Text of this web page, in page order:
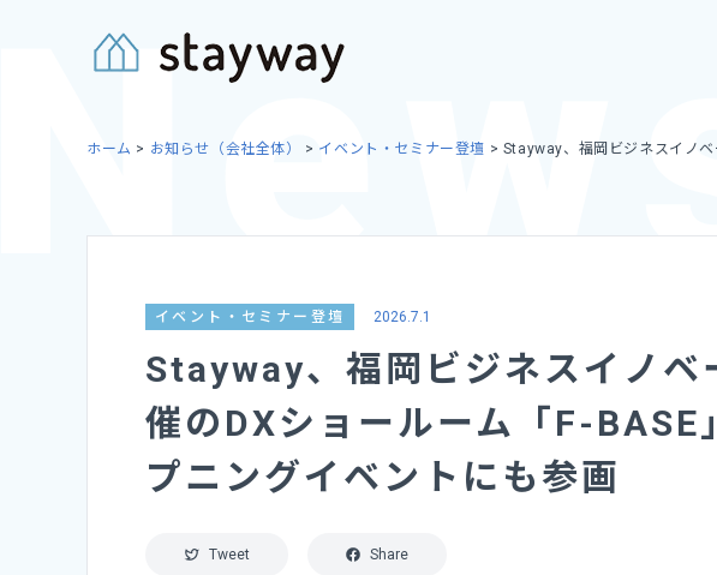
ホーム > お知らせ（会社全体） > イベント・セミナー登壇 > Stayway、福岡ビジネスイノ
イベント・セミナー登壇 2026.7.1
Stayway、福岡ビジネスイノベ
催のDXショールーム「F-BASE
プニングイベントにも参画
Tweet Share